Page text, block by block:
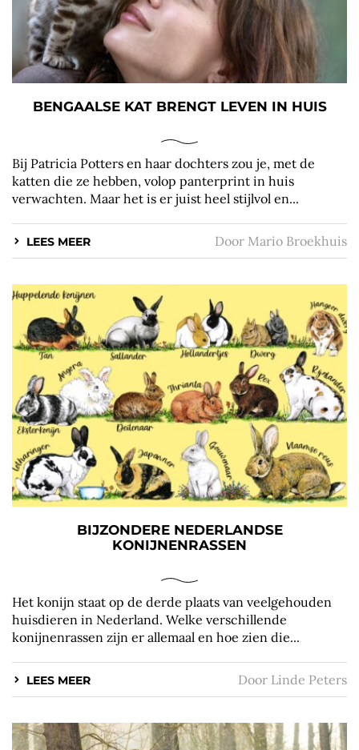
BENGAALSE KAT BRENGT LEVEN IN HUIS
Bij Patricia Potters en haar dochters zou je, met de
katten die ze hebben, volop panterprint in huis
verwachten. Maar het is er juist heel stijlvol en...
LEES MEER Door Mario Broekhuis
BIJZONDERE NEDERLANDSE
KONIJNENRASSEN
Het konijn staat op de derde plaats van veelgehouden
huisdieren in Nederland. Welke verschillende
konijnenrassen zijn er allemaal en hoe zien die...
LEES MEER Door Linde Peters